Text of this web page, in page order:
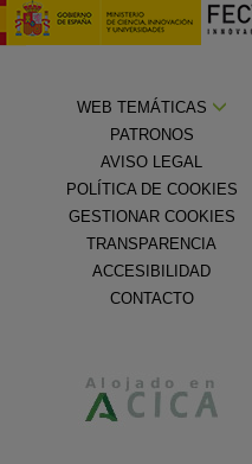
WEB TEMÁTICAS
PATRONOS
AVISO LEGAL
POLÍTICA DE COOKIES
GESTIONAR COOKIES
TRANSPARENCIA
ACCESIBILIDAD
CONTACTO